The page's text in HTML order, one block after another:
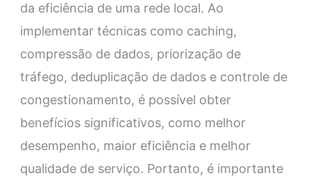
da eficiência de uma rede local. Ao
implementar técnicas como caching,
compressão de dados, priorização de
tráfego, deduplicação de dados e controle de
congestionamento, é possível obter
benefícios significativos, como melhor
desempenho, maior eficiência e melhor
qualidade de serviço. Portanto, é importante